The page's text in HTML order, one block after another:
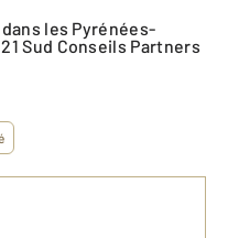
Sud Conseils Partners